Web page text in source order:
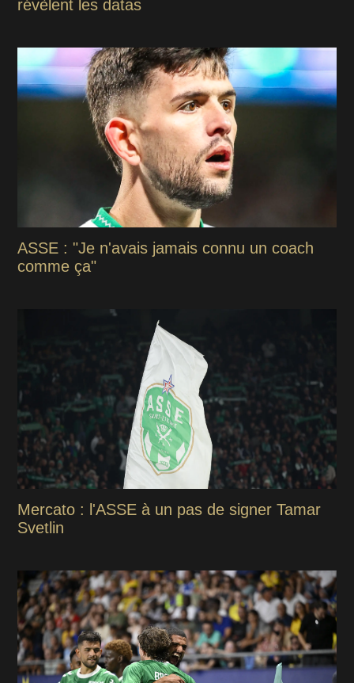
révèlent les datas
ASSE : "Je n'avais jamais connu un coach
comme ça"
Mercato : l'ASSE à un pas de signer Tamar
Svetlin